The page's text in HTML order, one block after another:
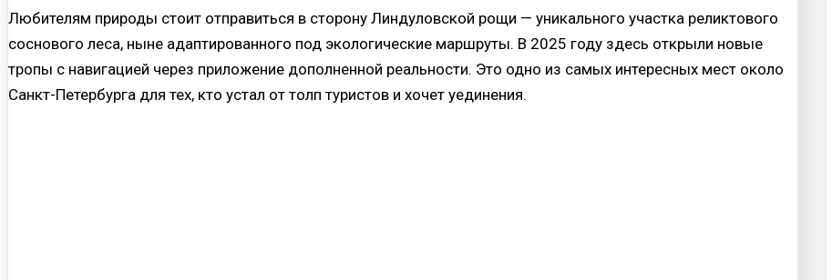
Любителям природы стоит отправиться в сторону Линдуловской рощи — уникального участка реликтового
соснового леса, ныне адаптированного под экологические маршруты. В 2025 году здесь открыли новые
тропы с навигацией через приложение дополненной реальности. Это одно из самых интересных мест около
Санкт-Петербурга для тех, кто устал от толп туристов и хочет уединения.